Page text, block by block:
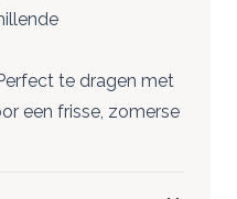
te dragen met
een frisse, zomerse